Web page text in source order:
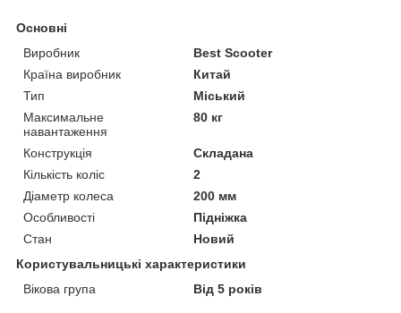
Основні
Виробник
Best Scooter
Країна виробник
Китай
Тип
Міський
Максимальне
навантаження
80 кг
Конструкція
Складана
Кількість коліс
2
Діаметр колеса
200 мм
Особливості
Підніжка
Стан
Новий
Користувальницькі характеристики
Вікова група
Від 5 років